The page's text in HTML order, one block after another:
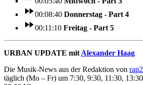
fast_forward00:08:40 Donnerstag - Part 4
fast_forward00:11:10 Freitag - Part 5
URBAN UPDATE mit Alexander Haag
Die Musik-News aus der Redaktion von
täglich (Mo – Fr) um 7:30, 9:30, 11:30,